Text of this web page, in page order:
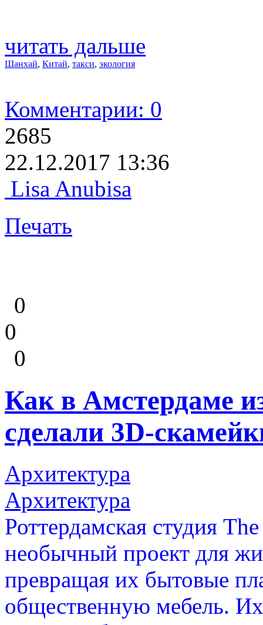
читать дальше
Шанхай, Китай, такси, экология
Комментарии: 0
2685
22.12.2017 13:36
Lisa Anubisa
Печать
0
0
0
Как в Амстердаме
сделали 3D-
Архитектура
Архитектура
Роттердамская студия
необычный проект для
превращая их бытовые
общественную мебель.